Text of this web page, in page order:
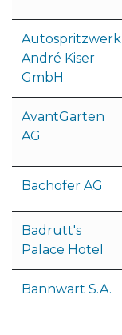
Autospritzwerk
André Kiser
GmbH
AvantGarten
AG
Bachofer AG
Badrutt's
Palace Hotel
Bannwart S.A.